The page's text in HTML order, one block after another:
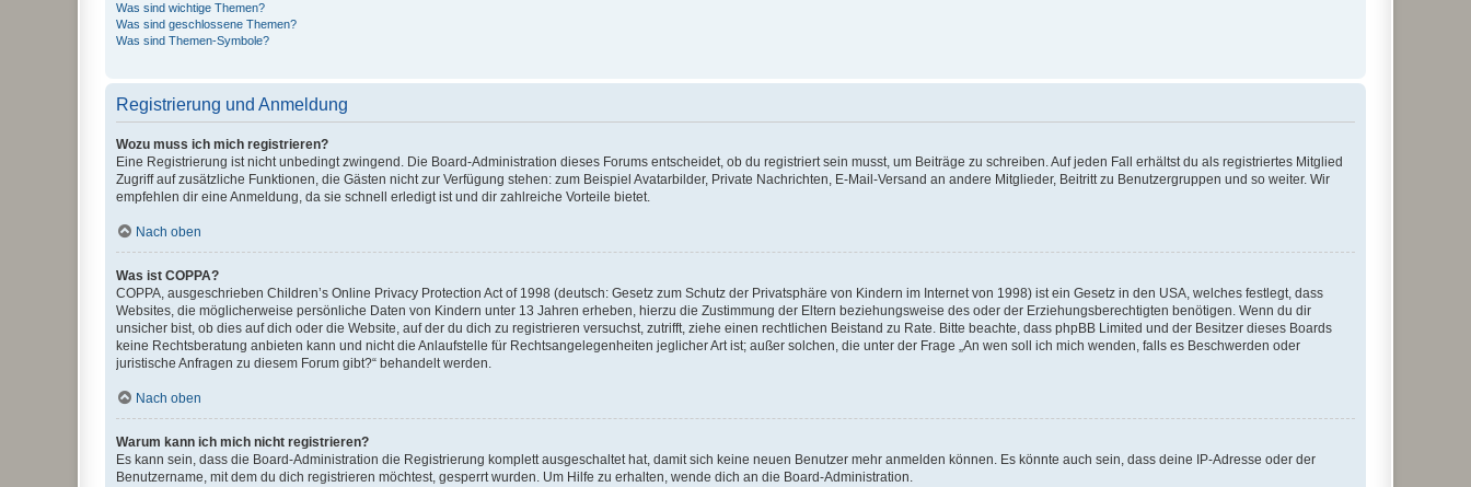
Was sind wichtige Themen?
Was sind geschlossene Themen?
Was sind Themen-Symbole?
Registrierung und Anmeldung
Wozu muss ich mich registrieren?
Eine Registrierung ist nicht unbedingt zwingend. Die Board-Administration dieses Forums entscheidet, ob du registriert sein musst, um Beiträge zu schreiben. Auf jeden Fall erhältst du als registriertes Mitglied
Zugriff auf zusätzliche Funktionen, die Gästen nicht zur Verfügung stehen: zum Beispiel Avatarbilder, Private Nachrichten, E-Mail-Versand an andere Mitglieder, Beitritt zu Benutzergruppen und so weiter. Wir
empfehlen dir eine Anmeldung, da sie schnell erledigt ist und dir zahlreiche Vorteile bietet.
Nach oben
Was ist COPPA?
COPPA, ausgeschrieben Children’s Online Privacy Protection Act of 1998 (deutsch: Gesetz zum Schutz der Privatsphäre von Kindern im Internet von 1998) ist ein Gesetz in den USA, welches festlegt, dass
Websites, die möglicherweise persönliche Daten von Kindern unter 13 Jahren erheben, hierzu die Zustimmung der Eltern beziehungsweise des oder der Erziehungsberechtigten benötigen. Wenn du dir
unsicher bist, ob dies auf dich oder die Website, auf der du dich zu registrieren versuchst, zutrifft, ziehe einen rechtlichen Beistand zu Rate. Bitte beachte, dass phpBB Limited und der Besitzer dieses Boards
keine Rechtsberatung anbieten kann und nicht die Anlaufstelle für Rechtsangelegenheiten jeglicher Art ist; außer solchen, die unter der Frage „An wen soll ich mich wenden, falls es Beschwerden oder
juristische Anfragen zu diesem Forum gibt?“ behandelt werden.
Nach oben
Warum kann ich mich nicht registrieren?
Es kann sein, dass die Board-Administration die Registrierung komplett ausgeschaltet hat, damit sich keine neuen Benutzer mehr anmelden können. Es könnte auch sein, dass deine IP-Adresse oder der
Benutzername, mit dem du dich registrieren möchtest, gesperrt wurden. Um Hilfe zu erhalten, wende dich an die Board-Administration.